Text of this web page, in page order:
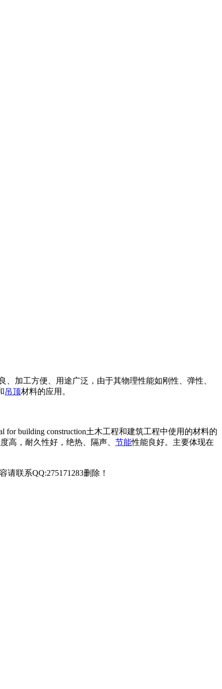
加工方便、用途广泛，由于其物理性能如刚性、弹性、
吊顶材料的应用。
for building construction土木工程和建筑工程中使用的材料的
高，耐久性好，绝热、隔声、 节能性能良好。主要体现在
联系QQ:275171283删除！